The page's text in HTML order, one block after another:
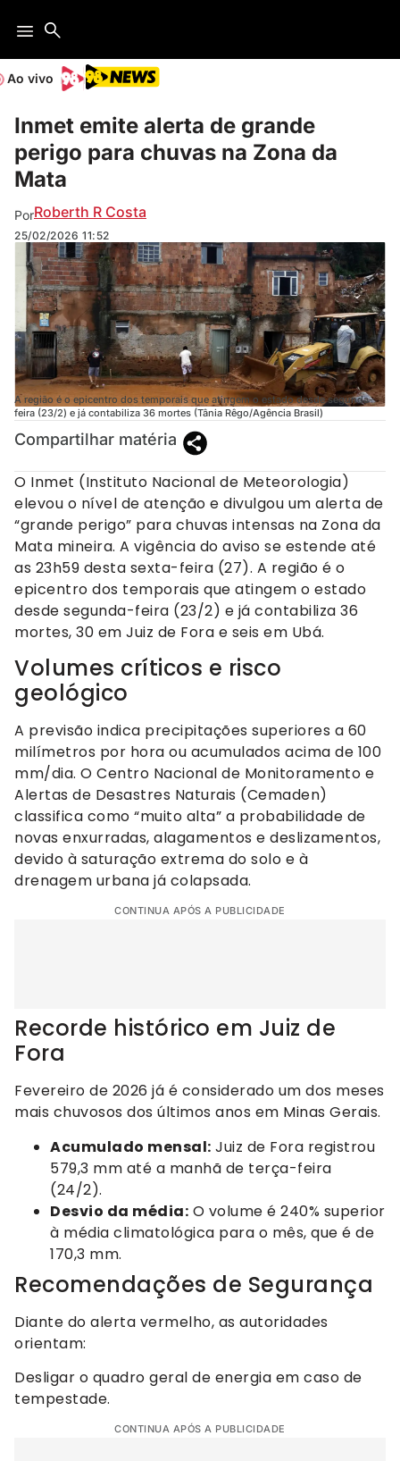
Ao vivo
Inmet emite alerta de grande
perigo para chuvas na Zona da
Mata
PorRoberth R Costa
25/02/2026 11:52
A região é o epicentro dos temporais que atingem o estado desde segunda-
feira (23/2) e já contabiliza 36 mortes (Tânia Rêgo/Agência Brasil)
Compartilhar matéria
O Inmet (Instituto Nacional de Meteorologia)
elevou o nível de atenção e divulgou um alerta de
“grande perigo” para chuvas intensas na Zona da
Mata mineira. A vigência do aviso se estende até
as 23h59 desta sexta-feira (27). A região é o
epicentro dos temporais que atingem o estado
desde segunda-feira (23/2) e já contabiliza 36
mortes, 30 em Juiz de Fora e seis em Ubá.
Volumes críticos e risco
geológico
A previsão indica precipitações superiores a 60
milímetros por hora ou acumulados acima de 100
mm/dia. O Centro Nacional de Monitoramento e
Alertas de Desastres Naturais (Cemaden)
classifica como “muito alta” a probabilidade de
novas enxurradas, alagamentos e deslizamentos,
devido à saturação extrema do solo e à
drenagem urbana já colapsada.
CONTINUA APÓS A PUBLICIDADE
Recorde histórico em Juiz de
Fora
Fevereiro de 2026 já é considerado um dos meses
mais chuvosos dos últimos anos em Minas Gerais.
Acumulado mensal: Juiz de Fora registrou
579,3 mm até a manhã de terça-feira
(24/2).
Desvio da média: O volume é 240% superior
à média climatológica para o mês, que é de
170,3 mm.
Recomendações de Segurança
Diante do alerta vermelho, as autoridades
orientam:
Desligar o quadro geral de energia em caso de
tempestade.
CONTINUA APÓS A PUBLICIDADE